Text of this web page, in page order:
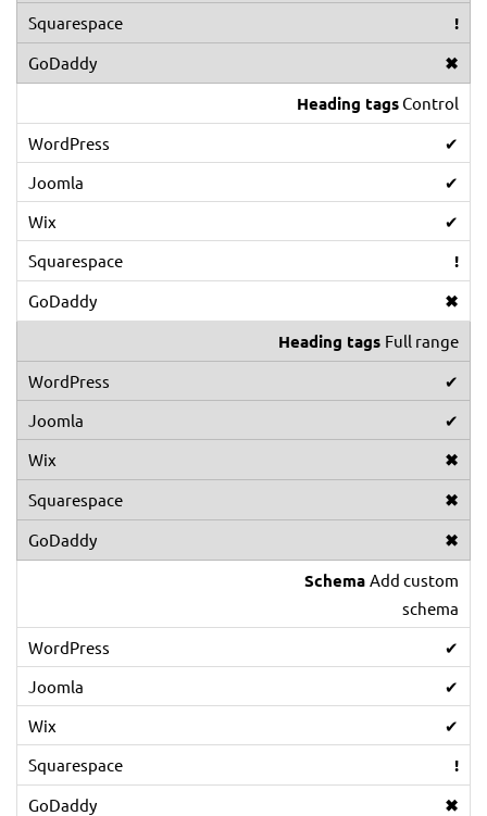
!
✖
Heading tagsControl
✔
✔
✔
!
✖
Heading tags Full range
✔
✔
✖
✖
✖
Schema Add custom
schema
✔
✔
✔
!
✖